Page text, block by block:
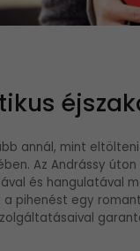
annál, mint
Az Andrássy úton
és hangulatával
pihenést egy